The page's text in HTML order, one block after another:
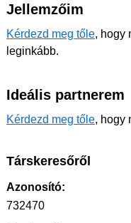
Jellemzőim
Kérdezd meg tőle, hogy
leginkább.
Ideális partnerem
Kérdezd meg tőle, hogy
Társkeresőről
Azonosító:
732470